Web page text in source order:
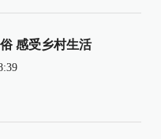
感受乡村生活